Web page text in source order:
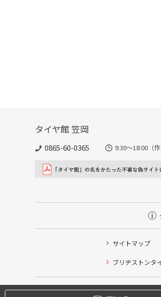
タイヤ館 笠岡
0865-60-0365 9:30～18:00（
サイトマップ
ブリヂストンタ
タイヤ点検・安全点検/タイヤ履き替
クローク契約会員専用タイヤ履き替
本日のタイヤ履き替え順番待ち予約